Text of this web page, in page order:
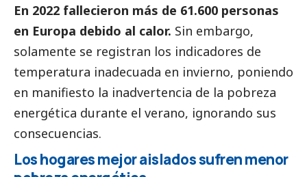
En 2022 fallecieron más de 61.600 personas
en Europa debido al calor. Sin embargo,
solamente se registran los indicadores de
temperatura inadecuada en invierno, poniendo
en manifiesto la inadvertencia de la pobreza
energética durante el verano, ignorando sus
consecuencias.
Los hogares mejor aislados sufren menor